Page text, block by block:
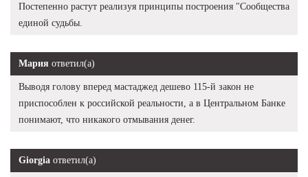
Постепенно растут реализуя принципы построения "Сообщества
единой судьбы.
Мария ответил(а)
Выводя голову вперед мастаджед дешево 115-й закон не
приспособлен к российской реальности, а в Центральном Банке
понимают, что никакого отмывания денег.
Giorgia ответил(а)